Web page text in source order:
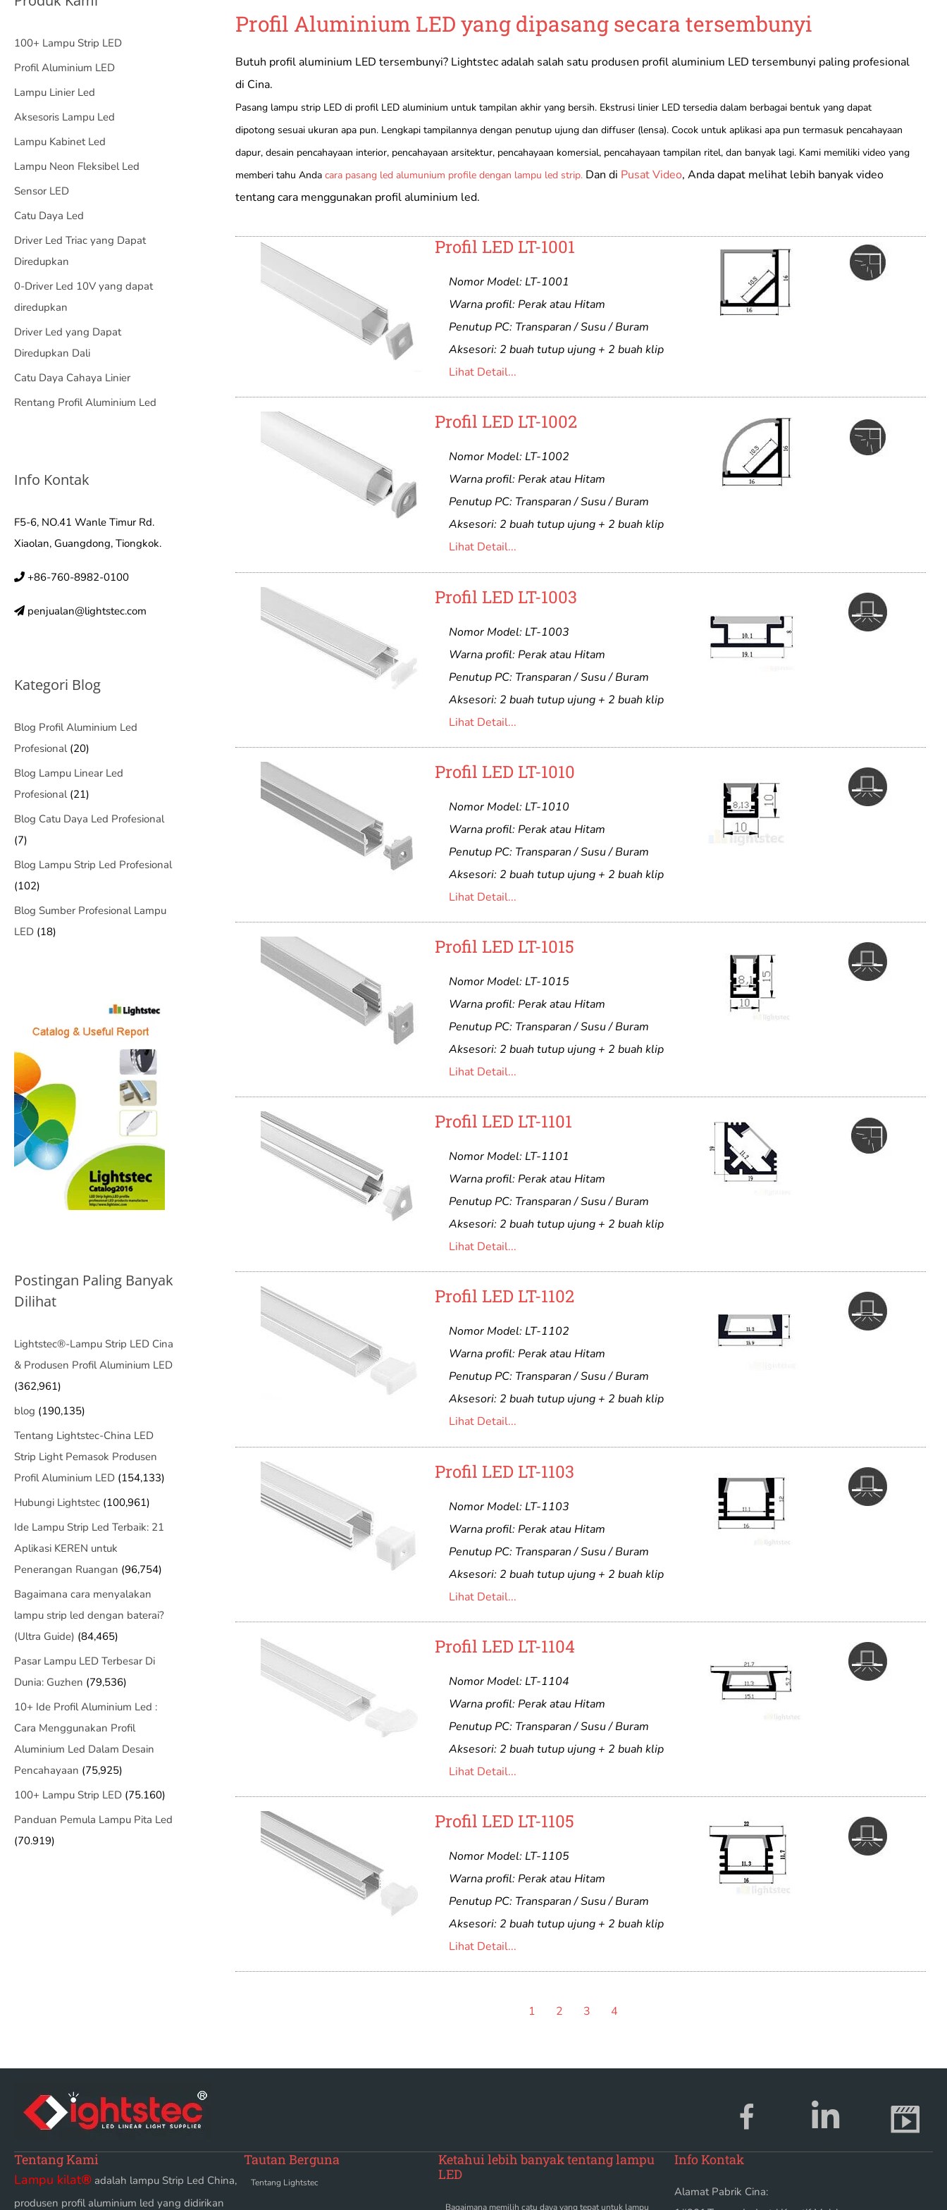
Profil Aluminium LED yang dipasang secara tersembunyi
Butuh profil aluminium LED tersembunyi? Lightstec adalah salah satu produsen profil aluminium LED tersembunyi paling profesional
di Cina.
Pasang lampu strip LED di profil LED aluminium untuk tampilan akhir yang bersih. Ekstrusi linier LED tersedia dalam berbagai bentuk yang dapat
dipotong sesuai ukuran apa pun. Lengkapi tampilannya dengan penutup ujung dan diffuser (lensa). Cocok untuk aplikasi apa pun termasuk pencahayaan
dapur, desain pencahayaan interior, pencahayaan arsitektur, pencahayaan komersial, pencahayaan tampilan ritel, dan banyak lagi. Kami memiliki video yang
memberi tahu Andacara pasang led alumunium profile dengan lampu led strip.Dan di Pusat Video, Anda dapat melihat lebih banyak video
tentang cara menggunakan profil aluminium led.
Profil LED LT-1001
Nomor Model: LT-1001
Warna profil: Perak atau Hitam
Penutup PC: Transparan / Susu / Buram
Aksesori: 2 buah tutup ujung + 2 buah klip
Lihat Detail...
Profil LED LT-1002
Nomor Model: LT-1002
Warna profil: Perak atau Hitam
Penutup PC: Transparan / Susu / Buram
Aksesori: 2 buah tutup ujung + 2 buah klip
Lihat Detail...
Profil LED LT-1003
Nomor Model: LT-1003
Warna profil: Perak atau Hitam
Penutup PC: Transparan / Susu / Buram
Aksesori: 2 buah tutup ujung + 2 buah klip
Lihat Detail...
Profil LED LT-1010
Nomor Model: LT-1010
Warna profil: Perak atau Hitam
Penutup PC: Transparan / Susu / Buram
Aksesori: 2 buah tutup ujung + 2 buah klip
Lihat Detail...
Profil LED LT-1015
Nomor Model: LT-1015
Warna profil: Perak atau Hitam
Penutup PC: Transparan / Susu / Buram
Aksesori: 2 buah tutup ujung + 2 buah klip
Lihat Detail...
Profil LED LT-1101
Nomor Model: LT-1101
Warna profil: Perak atau Hitam
Penutup PC: Transparan / Susu / Buram
Aksesori: 2 buah tutup ujung + 2 buah klip
Lihat Detail...
Profil LED LT-1102
Nomor Model: LT-1102
Warna profil: Perak atau Hitam
Penutup PC: Transparan / Susu / Buram
Aksesori: 2 buah tutup ujung + 2 buah klip
Lihat Detail...
Profil LED LT-1103
Nomor Model: LT-1103
Warna profil: Perak atau Hitam
Penutup PC: Transparan / Susu / Buram
Aksesori: 2 buah tutup ujung + 2 buah klip
Lihat Detail...
Profil LED LT-1104
Nomor Model: LT-1104
Warna profil: Perak atau Hitam
Penutup PC: Transparan / Susu / Buram
Aksesori: 2 buah tutup ujung + 2 buah klip
Lihat Detail...
Profil LED LT-1105
Nomor Model: LT-1105
Warna profil: Perak atau Hitam
Penutup PC: Transparan / Susu / Buram
Aksesori: 2 buah tutup ujung + 2 buah klip
Lihat Detail...
1 2 3 4
100+ Lampu Strip LED
Profil Aluminium LED
Lampu Linier Led
Aksesoris Lampu Led
Lampu Kabinet Led
Lampu Neon Fleksibel Led
Sensor LED
Catu Daya Led
Driver Led Triac yang Dapat
Diredupkan
0-Driver Led 10V yang dapat
diredupkan
Driver Led yang Dapat
Diredupkan Dali
Catu Daya Cahaya Linier
Rentang Profil Aluminium Led
Info Kontak
F5-6, NO.41 Wanle Timur Rd.
Xiaolan, Guangdong, Tiongkok.
+86-760-8982-0100
penjualan@lightstec.com
Kategori Blog
Blog Profil Aluminium Led
Profesional(20)
Blog Lampu Linear Led
Profesional(21)
Blog Catu Daya Led Profesional
(7)
Blog Lampu Strip Led Profesional
(102)
Blog Sumber Profesional Lampu
LED (18)
Postingan Paling Banyak
Dilihat
Lightstec®-Lampu Strip LED Cina
& Produsen Profil Aluminium LED
(362,961)
blog (190,135)
Tentang Lightstec-China LED
Strip Light Pemasok Produsen
Profil Aluminium LED (154,133)
Hubungi Lightstec (100,961)
Ide Lampu Strip Led Terbaik: 21
Aplikasi KEREN untuk
Penerangan Ruangan (96,754)
Bagaimana cara menyalakan
lampu strip led dengan baterai?
(Ultra Guide) (84,465)
Pasar Lampu LED Terbesar Di
Dunia: Guzhen (79,536)
10+ Ide Profil Aluminium Led :
Cara Menggunakan Profil
Aluminium Led Dalam Desain
Pencahayaan (75,925)
100+ Lampu Strip LED (75.160)
Panduan Pemula Lampu Pita Led
(70.919)
Tentang Kami
Lampu kilat® adalah lampu Strip Led China,
produsen profil aluminium led yang didirikan
Tautan Berguna
Tentang Lightstec
Ketahui lebih banyak tentang lampu
LED
Bagaimana memilih catu daya yang tepat untuk lampu
Info Kontak
Alamat Pabrik Cina: